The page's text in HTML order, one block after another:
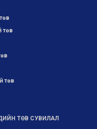
төв
төв
ТӨВ СУВИЛАЛ